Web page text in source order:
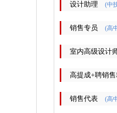
设计助理 (中
销售专员 (高
室内高级设计
高提成+聘销
销售代表 (高